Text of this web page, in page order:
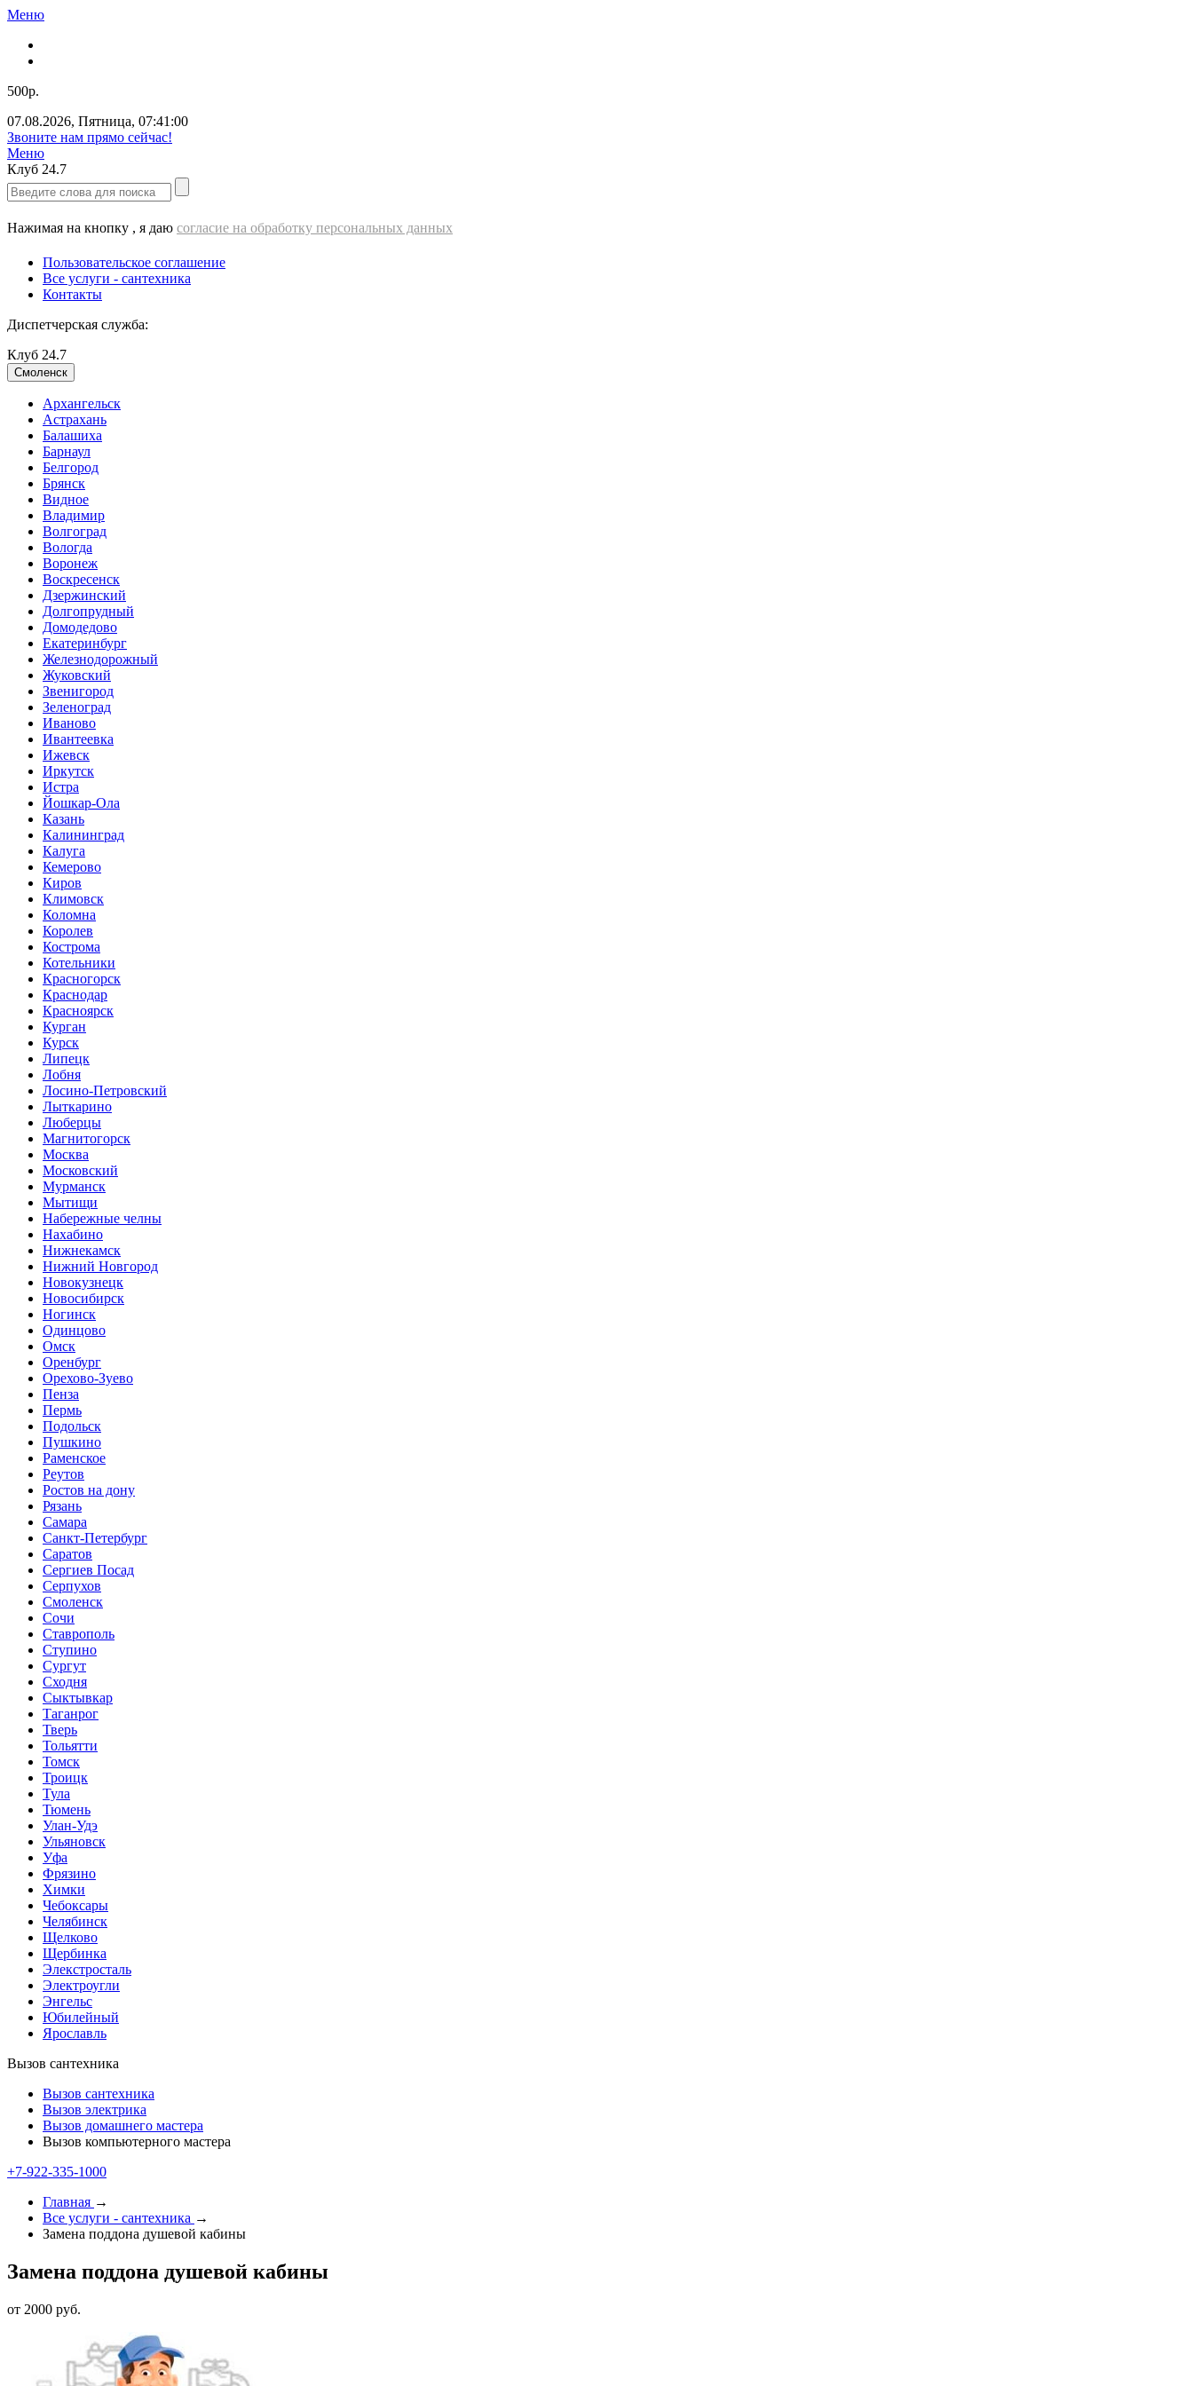
Меню
500р.
07.08.2026, Пятница, 07:41:00
Звоните нам прямо сейчас!
Меню
Клуб 24.7
Нажимая на кнопку , я даю согласие на обработку персональных данных
Пользовательское соглашение
Все услуги - cантехника
Контакты
Диспетчерская служба:
Клуб 24.7
Смоленск
Архангельск
Астрахань
Балашиха
Барнаул
Белгород
Брянск
Видное
Владимир
Волгоград
Вологда
Воронеж
Воскресенск
Дзержинский
Долгопрудный
Домодедово
Екатеринбург
Железнодорожный
Жуковский
Звенигород
Зеленоград
Иваново
Ивантеевка
Ижевск
Иркутск
Истра
Йошкар-Ола
Казань
Калининград
Калуга
Кемерово
Киров
Климовск
Коломна
Королев
Кострома
Котельники
Красногорск
Краснодар
Красноярск
Курган
Курск
Липецк
Лобня
Лосино-Петровский
Лыткарино
Люберцы
Магнитогорск
Москва
Московский
Мурманск
Мытищи
Набережные челны
Нахабино
Нижнекамск
Нижний Новгород
Новокузнецк
Новосибирск
Ногинск
Одинцово
Омск
Оренбург
Орехово-Зуево
Пенза
Пермь
Подольск
Пушкино
Раменское
Реутов
Ростов на дону
Рязань
Самара
Санкт-Петербург
Саратов
Сергиев Посад
Серпухов
Смоленск
Сочи
Ставрополь
Ступино
Сургут
Сходня
Сыктывкар
Таганрог
Тверь
Тольятти
Томск
Троицк
Тула
Тюмень
Улан-Удэ
Ульяновск
Уфа
Фрязино
Химки
Чебоксары
Челябинск
Щелково
Щербинка
Элекстросталь
Электроугли
Энгельс
Юбилейный
Ярославль
Вызов сантехника
Вызов сантехника
Вызов электрика
Вызов домашнего мастера
Вызов компьютерного мастера
+7-922-335-1000
Главная →
Все услуги - cантехника →
Замена поддона душевой кабины
Замена поддона душевой кабины
от 2000 руб.